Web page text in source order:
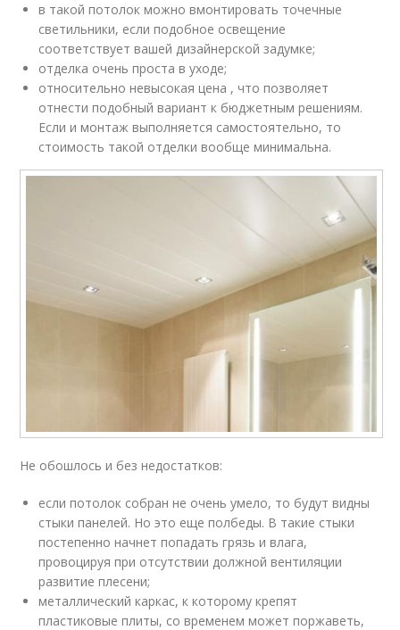
в такой потолок можно вмонтировать точечные
светильники, если подобное освещение
соответствует вашей дизайнерской задумке;
отделка очень проста в уходе;
относительно невысокая цена , что позволяет
отнести подобный вариант к бюджетным решениям.
Если и монтаж выполняется самостоятельно, то
стоимость такой отделки вообще минимальна.
Не обошлось и без недостатков:
если потолок собран не очень умело, то будут видны
стыки панелей. Но это еще полбеды. В такие стыки
постепенно начнет попадать грязь и влага,
провоцируя при отсутствии должной вентиляции
развитие плесени;
металлический каркас, к которому крепят
пластиковые плиты, со временем может поржаветь,